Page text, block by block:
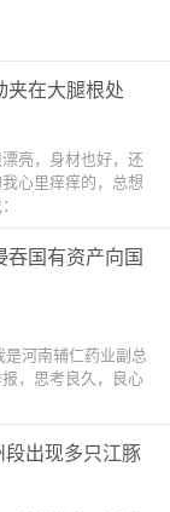
夹在大腿根处
亮，身材也好，还
心里痒痒的，总想
国有资产向国
河南辅仁药业副总
，思考良久，良心
段出现多只江豚